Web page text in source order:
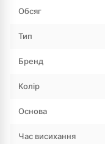
Обсяг
Тип
Бренд
Колір
Основа
Час висихання